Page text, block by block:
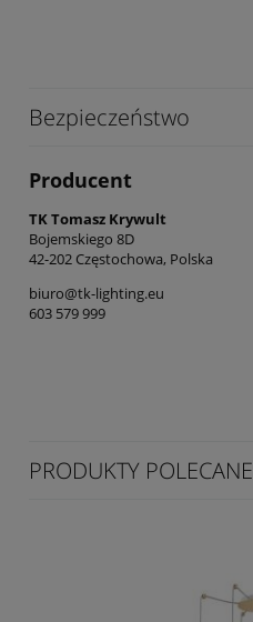
Bezpieczeństwo
Producent
TK Tomasz Krywult
Bojemskiego 8D
42-202 Częstochowa, Polska
biuro@tk-lighting.eu
603 579 999
PRODUKTY POLECANE